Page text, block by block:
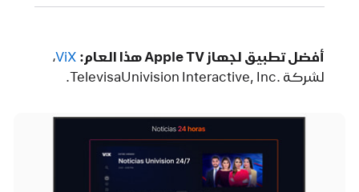
أفضل تطبيق لجهاز Apple TV هذا العام: ViX‏،
لشركة .TelevisaUnivision Interactive, Inc.